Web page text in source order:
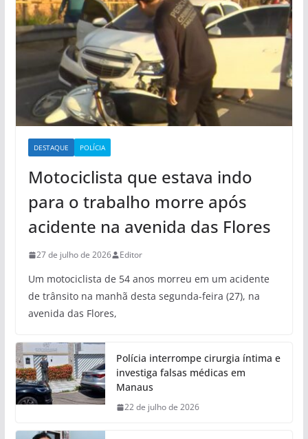
DESTAQUE POLÍCIA
Motociclista que estava indo
para o trabalho morre após
acidente na avenida das Flores
27 de julho de 2026 Editor
Um motociclista de 54 anos morreu em um acidente
de trânsito na manhã desta segunda-feira (27), na
avenida das Flores,
Polícia interrompe cirurgia íntima e
investiga falsas médicas em
Manaus
22 de julho de 2026